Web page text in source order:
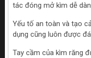
tác đóng mở kìm dễ
Yếu tố an toàn và tạo
dụng cũng luôn được
Tay cầm của kìm răng